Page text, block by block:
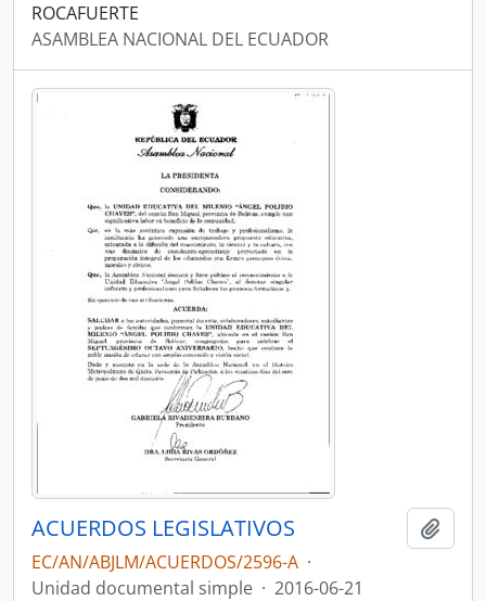
ROCAFUERTE
ASAMBLEA NACIONAL DEL ECUADOR
ACUERDOS LEGISLATIVOS
EC/AN/ABJLM/ACUERDOS/2596-A ·
Unidad documental simple · 2016-06-21